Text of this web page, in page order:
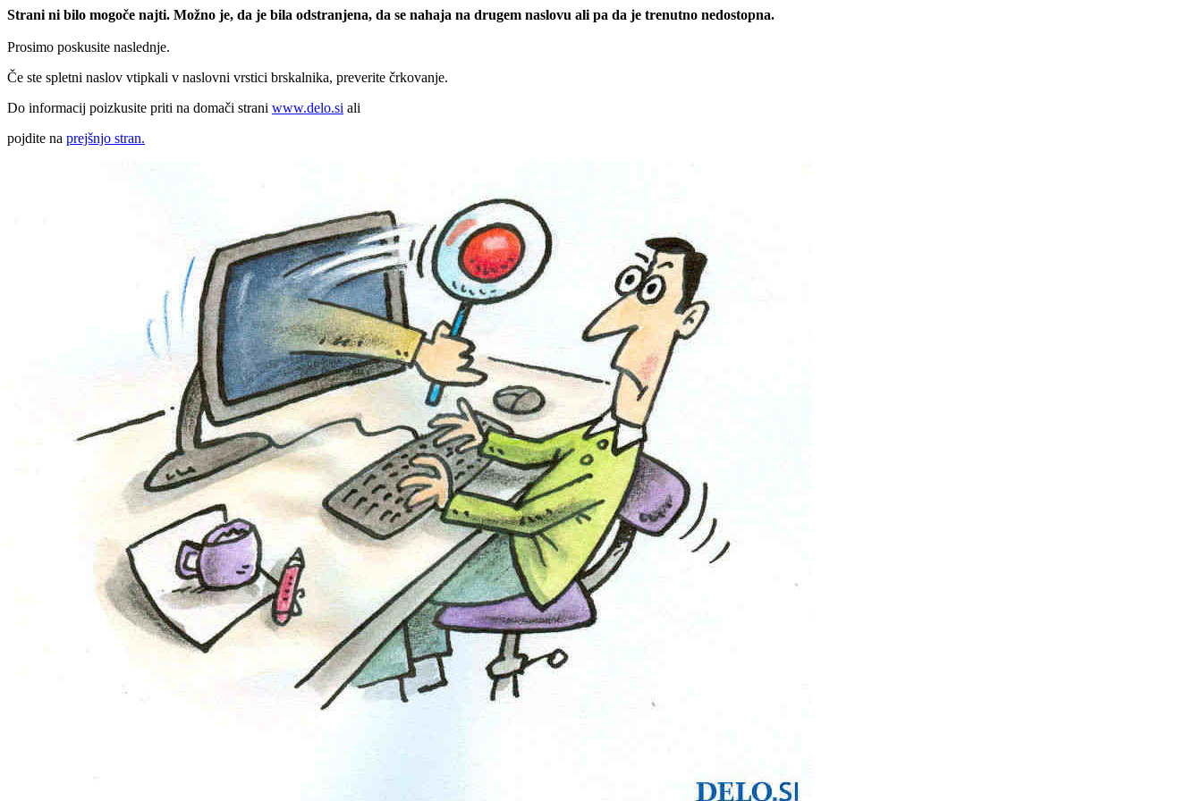
Strani ni bilo mogoče najti. Možno je, da je bila odstranjena, da se nahaja na drugem naslovu ali pa da je trenutno nedostopna.
Prosimo poskusite naslednje.
Če ste spletni naslov vtipkali v naslovni vrstici brskalnika, preverite črkovanje.
Do informacij poizkusite priti na domači strani www.delo.si ali
pojdite na prejšnjo stran.